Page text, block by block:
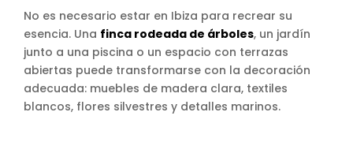
No es necesario estar en Ibiza para recrear su
esencia. Una finca rodeada de árboles, un jardín
junto a una piscina o un espacio con terrazas
abiertas puede transformarse con la decoración
adecuada: muebles de madera clara, textiles
blancos, flores silvestres y detalles marinos.